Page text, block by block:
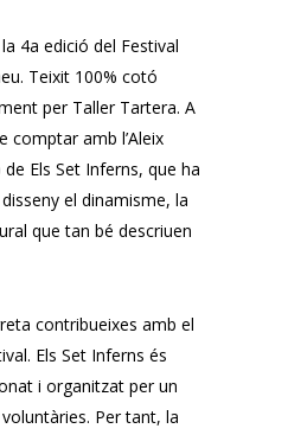
4a edició del Festival
Teixit 100% cotó
per Taller Tartera. A
comptar amb l’Aleix
de Els Set Inferns, que ha
el dinamisme, la
que tan bé descriuen
contribueixes amb el
Els Set Inferns és
i organitzat per un
Per tant, la